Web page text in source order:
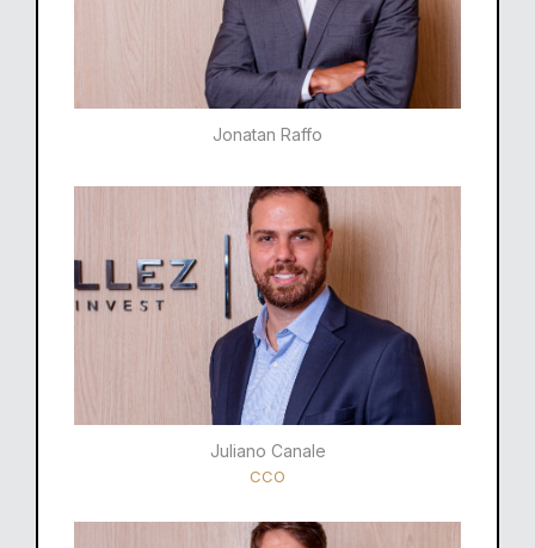
Jonatan Raffo
Juliano Canale
CCO